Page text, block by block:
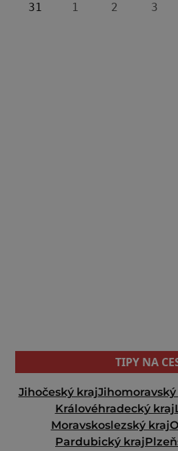
31
1 2 3
TIPY NA
Jihočeský krajJihomoravský
Královéhradecký kraj
Moravskoslezský kraj
Pardubický kraj